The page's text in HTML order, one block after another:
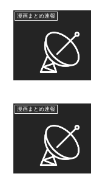
漫画まとめ速報
漫画まとめ速報